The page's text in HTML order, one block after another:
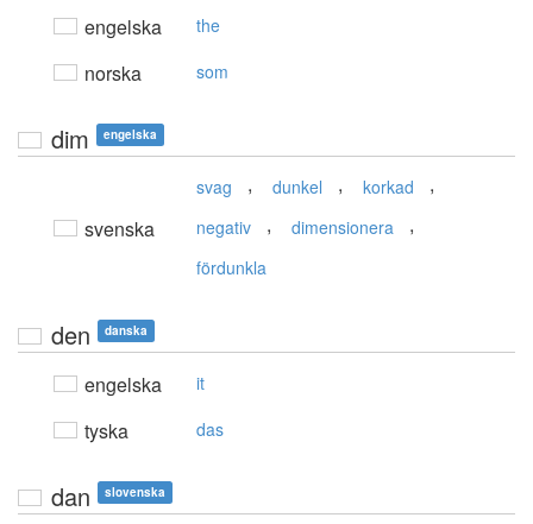
engelska the
norska som
dim engelska
svenska
svag , dunkel , korkad ,
negativ , dimensionera ,
fördunkla
den danska
engelska it
tyska das
dan slovenska